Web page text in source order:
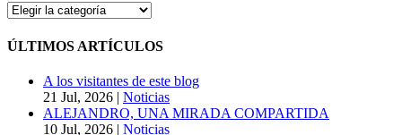
CATEGORÍAS
BLOG
ÚLTIMOS ARTÍCULOS
A los visitantes de este blog
21 Jul, 2026 | Noticias
ALEJANDRO, UNA MIRADA COMPARTIDA
10 Jul, 2026 | Noticias